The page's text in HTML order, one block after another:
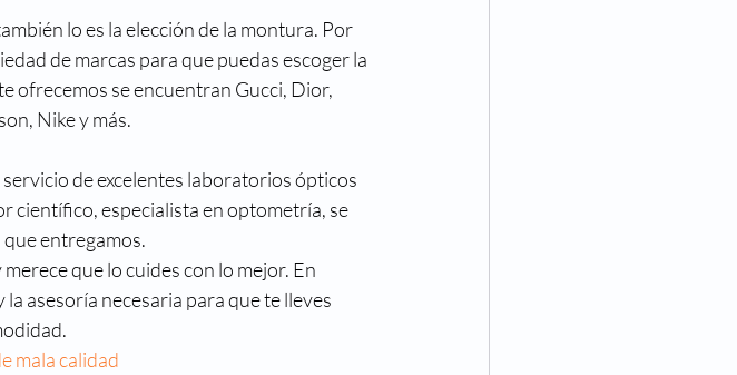
lo es la elección de la montura. Por
de marcas para que puedas escoger la
ofrecemos se encuentran Gucci, Dior,
Nike y más.
de excelentes laboratorios ópticos
científico, especialista en optometría, se
entregamos.
que lo cuides con lo mejor. En
asesoría necesaria para que te lleves
mala calidad